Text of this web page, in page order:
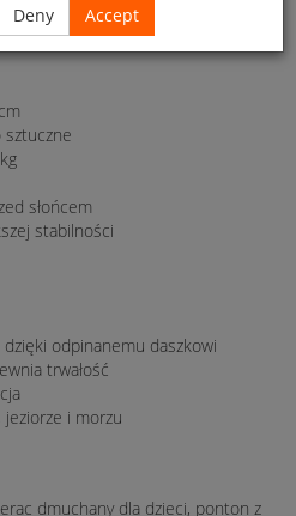
sztuczne
słońcem
stabilności
odpinanemu daszkowi
trwałość
jeziorze i morzu
dmuchany dla dzieci, ponton z
Deny Accept